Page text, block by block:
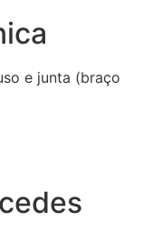
e junta (braço